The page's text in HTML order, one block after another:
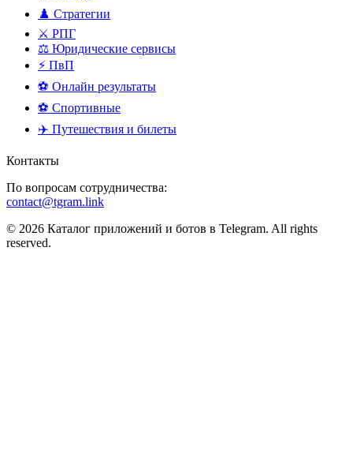
♟️ Стратегии
⚔️ РПГ
⚖️ Юридические сервисы
⚡ ПвП
⚽ Онлайн результаты
⚽ Спортивные
✈️ Путешествия и билеты
Контакты
По вопросам сотрудничества:
contact@tgram.link
© 2026 Каталог приложений и ботов в Telegram. All rights
reserved.